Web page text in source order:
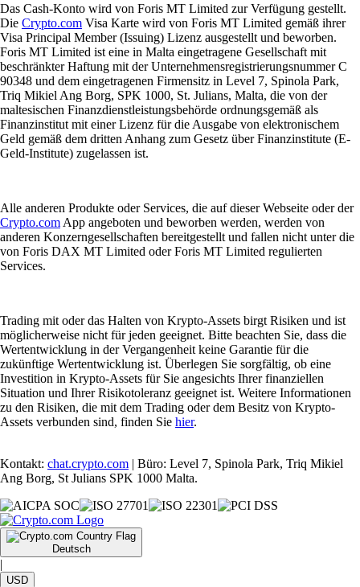
Das Cash-Konto wird von Foris MT Limited zur Verfügung gestellt.
Die Crypto.com Visa Karte wird von Foris MT Limited gemäß ihrer
Visa Principal Member (Issuing) Lizenz ausgestellt und beworben.
Foris MT Limited ist eine in Malta eingetragene Gesellschaft mit
beschränkter Haftung mit der Unternehmensregistrierungsnummer C
90348 und dem eingetragenen Firmensitz in Level 7, Spinola Park,
Triq Mikiel Ang Borg, SPK 1000, St. Julians, Malta, die von der
maltesischen Finanzdienstleistungsbehörde ordnungsgemäß als
Finanzinstitut mit einer Lizenz für die Ausgabe von elektronischem
Geld gemäß dem dritten Anhang zum Gesetz über Finanzinstitute (E-
Geld-Institute) zugelassen ist.
Alle anderen Produkte oder Services, die auf dieser Webseite oder der
Crypto.com App angeboten und beworben werden, werden von
anderen Konzerngesellschaften bereitgestellt und fallen nicht unter die
von Foris DAX MT Limited oder Foris MT Limited regulierten
Services.
Trading mit oder das Halten von Krypto-Assets birgt Risiken und ist
möglicherweise nicht für jeden geeignet. Bitte beachten Sie, dass die
Wertentwicklung in der Vergangenheit keine Garantie für die
zukünftige Wertentwicklung ist. Überlegen Sie sorgfältig, ob eine
Investition in Krypto-Assets für Sie angesichts Ihrer finanziellen
Situation und Ihrer Risikotoleranz geeignet ist. Weitere Informationen
zu den Risiken, die mit dem Trading oder dem Besitz von Krypto-
Assets verbunden sind, finden Sie hier.
Kontakt: chat.crypto.com | Büro: Level 7, Spinola Park, Triq Mikiel
Ang Borg, St Julians SPK 1000 Malta.
Deutsch
|
USD